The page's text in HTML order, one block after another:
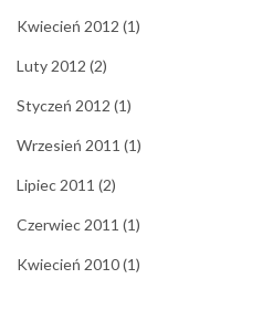
Kwiecień 2012 (1)
Luty 2012 (2)
Styczeń 2012 (1)
Wrzesień 2011 (1)
Lipiec 2011 (2)
Czerwiec 2011 (1)
Kwiecień 2010(1)